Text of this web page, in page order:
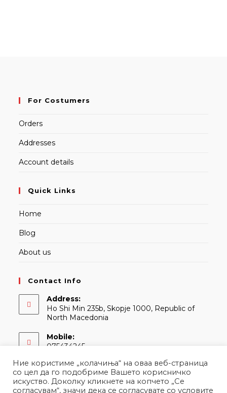
For Costumers
Orders
Addresses
Account details
Quick Links
Home
Blog
About us
Contact Info
Address:
Ho Shi Min 235b, Skopje 1000, Republic of
North Macedonia
Mobile:
075434245
Email:
contact@martina.mkOpens
in
Ние користиме „колачиња“ на оваа веб-страница
со цел да го подобриме Вашето корисничко
искуство. Доколку кликнете на копчето „Се
согласувам“, значи дека се согласувате со условите